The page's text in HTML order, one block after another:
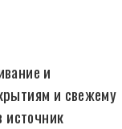
и
и свежему